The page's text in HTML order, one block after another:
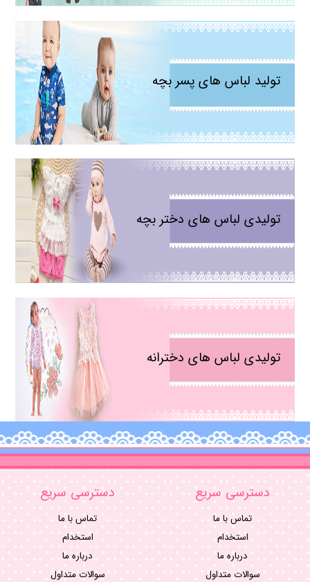
تولید لباس های پسر بچه
تولیدی لباس های دختر بچه
تولیدی لباس های دخترانه
دسترسی سریع
تماس با ما
استخدام
درباره ما
سوالات متداول
دسترسی سریع
تماس با ما
استخدام
درباره ما
سوالات متداول